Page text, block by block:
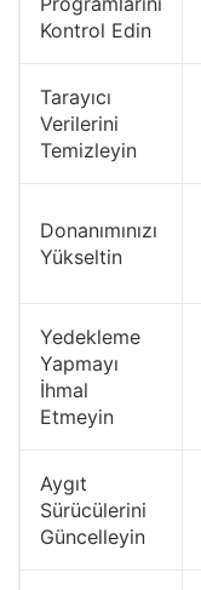
Kontrol Edin
Tarayıcı
Verilerini
Temizleyin
Donanımınızı
Yükseltin
Yedekleme
Yapmayı
İhmal
Etmeyin
Aygıt
Sürücülerini
Güncelleyin